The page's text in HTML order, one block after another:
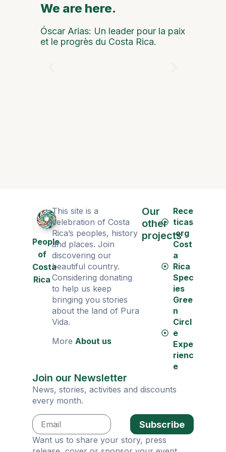
We are here.
Óscar Arias: Un leader pour la paix
et le progrès du Costa Rica.
People
of
Costa
Rica
This site is a
celebration of Costa
Rica’s peoples, history
and places. Join
discovering our
beautiful country.
Considering donating
to help us keep
bringing you stories
about the land of Pura
Vida.
More About us
Our
other
projects
Rece
ticas
.org
Cost
a
Rica
Spec
ies
Gree
n
Circl
e
Expe
rienc
e
Join our Newsletter
News, stories, activities and discounts
every month.
Subscribe
Want us to share your story, press